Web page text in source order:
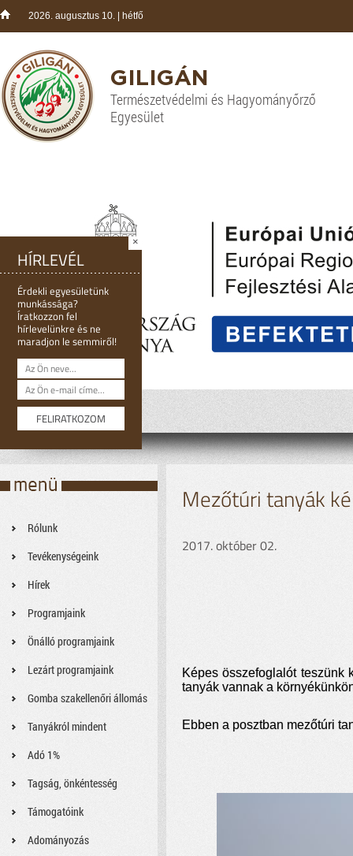
2026. augusztus 10. | hétfő
GILIGÁN
Természetvédelmi és Hagyományőrző
Egyesület
Rólunk
Tevékenységeink
Hírek
Programjaink
Önálló programjaink
Lezárt programjaink
Gomba szakellenőri állomás
Tanyákról mindent
Adó 1%
Tagság, önkéntesség
Támogatóink
Adományozás
Mezőtúri tanyák
2017. október 02.
Képes összefoglalót
tanyák vannak a
Ebben a posztban mezőtúri
HÍRLEVÉL
Érdekli egyesületünk
munkássága?
Íratkozzon fel
hírlevelünkre és ne
maradjon le semmiről!
×